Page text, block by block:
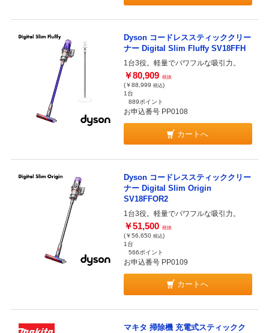
Dyson コードレススティッククリー
ナー Digital Slim Fluffy SV18FFH
1台3役。軽量でパワフルな吸引力。
￥80,909 税抜
(￥88,999 税込)
1台
889ポイント
お申込番号 PP0108
カートへ
Dyson コードレススティッククリー
ナー Digital Slim Origin
SV18FFOR2
1台3役。軽量でパワフルな吸引力。
￥51,500 税抜
(￥56,650 税込)
1台
566ポイント
お申込番号 PP0109
カートへ
マキタ 掃除機 充電式スティックク